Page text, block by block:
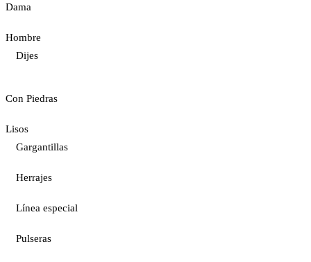
Dama
Hombre
Dijes
Con Piedras
Lisos
Gargantillas
Herrajes
Línea especial
Pulseras